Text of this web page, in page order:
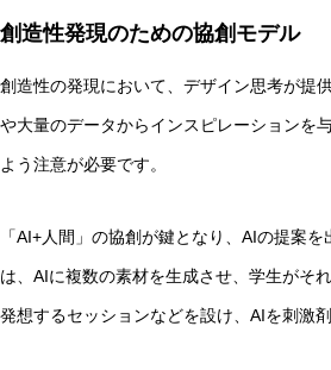
創造性発現のための協創モデル
創造性の発現において、デザイン思考が提
や大量のデータからインスピレーションを
よう注意が必要です。
「AI+人間」の協創が鍵となり、AIの提案
は、AIに複数の素材を生成させ、学生がそ
発想するセッションなどを設け、AIを刺激